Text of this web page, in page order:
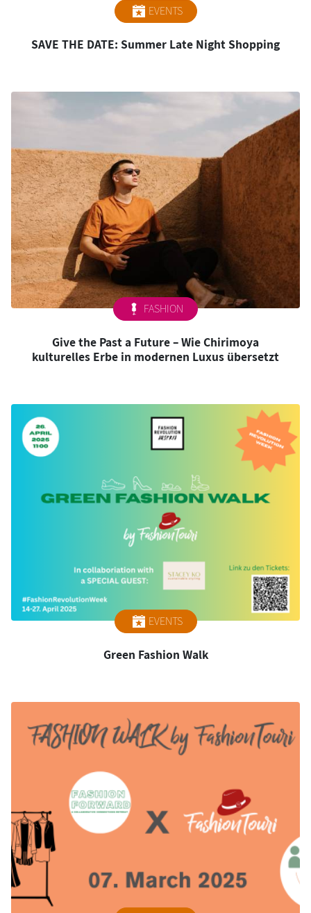
EVENTS
SAVE THE DATE: Summer Late Night Shopping
FASHION
Give the Past a Future – Wie Chirimoya
kulturelles Erbe in modernen Luxus übersetzt
EVENTS
Green Fashion Walk